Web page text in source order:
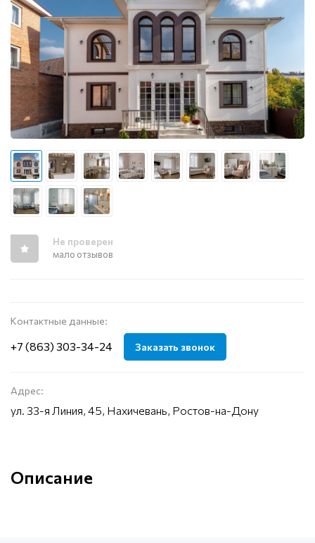
Не проверен
мало отзывов
Контактные данные:
+7 (863) 303-34-24 Заказать звонок
Адрес:
ул. 33-я Линия, 45, Нахичевань, Ростов-на-Дону
Описание